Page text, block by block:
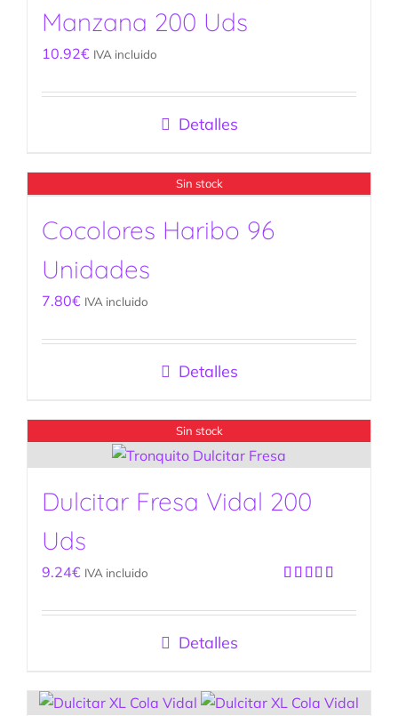
Manzana 200 Uds
10.92€ IVA incluido
Detalles
Sin stock
Cocolores Haribo 96
Unidades
7.80€ IVA incluido
Detalles
Sin stock
Dulcitar Fresa Vidal 200
Uds
con5.00de
9.24€ IVA incluido
Detalles